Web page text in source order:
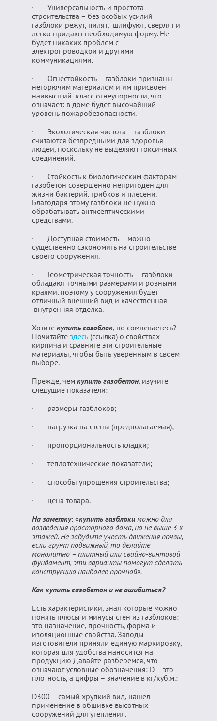
· Универсальность и простота
строительства – без особых усилий
газблоки режут, пилят, шлифуют, сверлят и
легко придают необходимую форму. Не
будет никаких проблем с
электропроводкой и другими
коммуникациями.
· Огнестойкость – газблоки признаны
негорючим материалом и им присвоен
наивысший класс огнеупорности, что
означает: в доме будет высочайший
уровень пожаробезопасности.
· Экологическая чистота – газблоки
считаются безвредными для здоровья
людей, поскольку не выделяют токсичных
соединений.
· Стойкость к биологическим факторам –
газобетон совершенно непригоден для
жизни бактерий, грибков и плесени.
Благодаря этому газблоки не нужно
обрабатывать антисептическими
средствами.
· Доступная стоимость – можно
существенно сэкономить на строительстве
своего сооружения.
· Геометрическая точность — газблоки
обладают точными размерами и ровными
краями, поэтому у сооружения будет
отличный внешний вид и качественная
внутренняя отделка.
Хотите купить газоблок, но сомневаетесь?
Почитайте здесь (ссылка) о свойствах
кирпича и сравните эти строительные
материалы, чтобы быть уверенным в своем
выборе.
Прежде, чем купить газобетон, изучите
следущие показатели:
· размеры газблоков;
· нагрузка на стены (предполагаемая);
· пропорциональность кладки;
· теплотехнические показатели;
· способы упрощения строительства;
· цена товара.
На заметку: «купить газблоки можно для
возведения просторного дома, но не выше 3-х
этажей. Не забудьте учесть движения почвы,
если грунт подвижный, то делайте
монолитно – плитный или свайно-винтовой
фундамент, эти варианты помогут сделать
конструкцию наиболее прочной».
Как купить газобетон и не ошибиться?
Есть характеристики, зная которые можно
понять плюсы и минусы стен из газблоков:
это назначение, прочность, форма и
изоляционные свойства. Заводы-
изготовители приняли единую маркировку,
которая для удобства наносится на
продукцию Давайте разберемся, что
означают условные обозначения: D – это
плотность, а цифры – значение в кг/куб.м.:
D300 – самый хрупкий вид, нашел
применение в обшивке высотных
сооружений для утепления.